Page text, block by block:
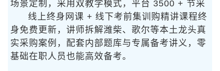
场景定制，采用
线上终身网课 + 线下考前集训
双教学模式，平台 3500 + 节采
购精讲课程终
身免费更新，讲师拆解潍柴、歌尔等本土龙头真
实采购案例，配套内部题库与专属备考讲义，零
基础在职人员也能高效备考。